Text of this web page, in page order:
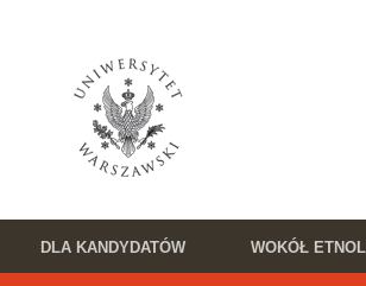
DLA KANDYDATÓW WOKÓŁ